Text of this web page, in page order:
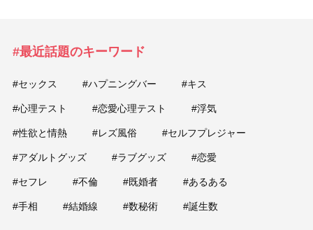
#最近話題のキーワード
#セックス #ハプニングバー #キス
#心理テスト #恋愛心理テスト #浮気
#性欲と情熱 #レズ風俗 #セルフプレジャー
#アダルトグッズ #ラブグッズ #恋愛
#セフレ #不倫 #既婚者 #あるある
#手相 #結婚線 #数秘術 #誕生数